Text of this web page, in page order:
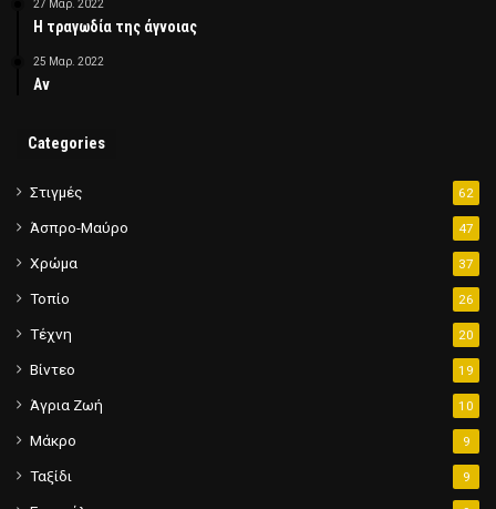
27 Μαρ. 2022
Η τραγωδία της άγνοιας
25 Μαρ. 2022
Αν
Categories
Στιγμές 62
Άσπρο-Μαύρο 47
Χρώμα 37
Τοπίο 26
Τέχνη 20
Βίντεο 19
Άγρια Ζωή 10
Μάκρο 9
Ταξίδι 9